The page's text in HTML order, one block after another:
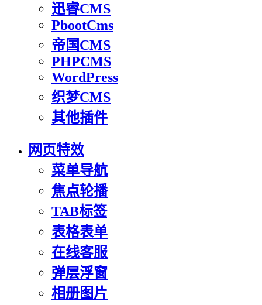
迅睿CMS
PbootCms
帝国CMS
PHPCMS
WordPress
织梦CMS
其他插件
网页特效
菜单导航
焦点轮播
TAB标签
表格表单
在线客服
弹层浮窗
相册图片